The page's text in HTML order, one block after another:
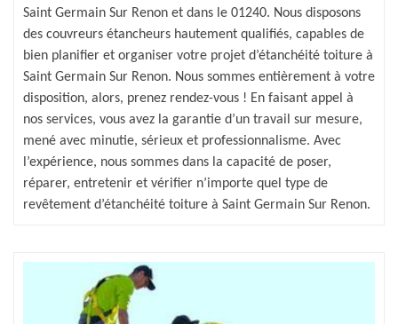
Saint Germain Sur Renon et dans le 01240. Nous disposons
des couvreurs étancheurs hautement qualifiés, capables de
bien planifier et organiser votre projet d’étanchéité toiture à
Saint Germain Sur Renon. Nous sommes entièrement à votre
disposition, alors, prenez rendez-vous ! En faisant appel à
nos services, vous avez la garantie d’un travail sur mesure,
mené avec minutie, sérieux et professionnalisme. Avec
l’expérience, nous sommes dans la capacité de poser,
réparer, entretenir et vérifier n’importe quel type de
revêtement d’étanchéité toiture à Saint Germain Sur Renon.